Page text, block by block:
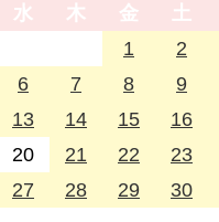
水 木 金 土
1
2
6 7 8 9
13 14 15 16
20 21 22 23
27 28 29 30